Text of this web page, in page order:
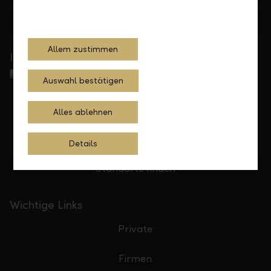
In Ihrer Nähe
Standorte finden
Wichtige Links
Private
Firmen
Allem zustimmen
Auswahl bestätigen
Alles ablehnen
Details